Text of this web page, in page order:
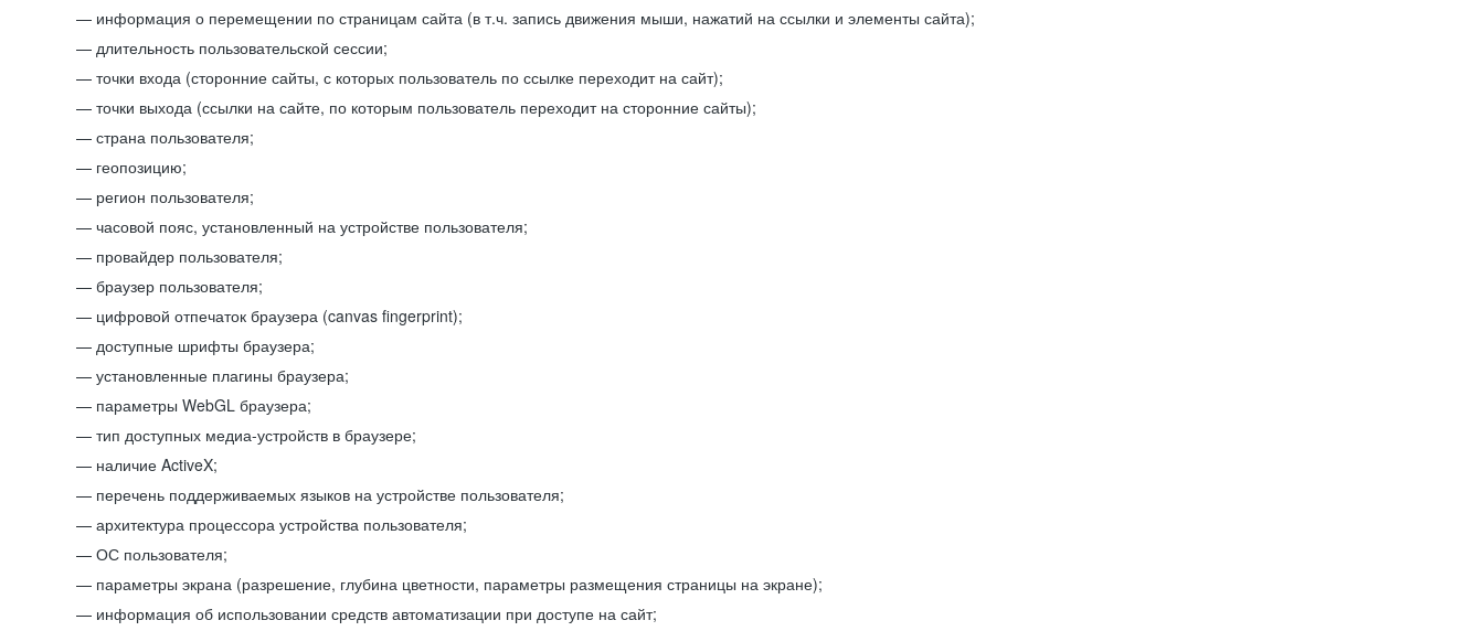
информация о перемещении по страницам сайта (в т.ч. запись движения мыши, нажатий на ссылки и элементы сайта);
длительность пользовательской сессии;
точки входа (сторонние сайты, с которых пользователь по ссылке переходит на сайт);
точки выхода (ссылки на сайте, по которым пользователь переходит на сторонние сайты);
страна пользователя;
геопозицию;
регион пользователя;
часовой пояс, установленный на устройстве пользователя;
провайдер пользователя;
браузер пользователя;
цифровой отпечаток браузера (canvas fingerprint);
доступные шрифты браузера;
установленные плагины браузера;
параметры WebGL браузера;
тип доступных медиа-устройств в браузере;
наличие ActiveX;
перечень поддерживаемых языков на устройстве пользователя;
архитектура процессора устройства пользователя;
ОС пользователя;
параметры экрана (разрешение, глубина цветности, параметры размещения страницы на экране);
информация об использовании средств автоматизации при доступе на сайт;